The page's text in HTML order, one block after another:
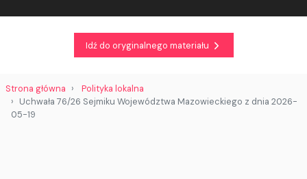
Idź do oryginalnego materiału
Strona główna
Polityka lokalna
Uchwała 76/26 Sejmiku Województwa Mazowieckiego z dnia 2026-
05-19